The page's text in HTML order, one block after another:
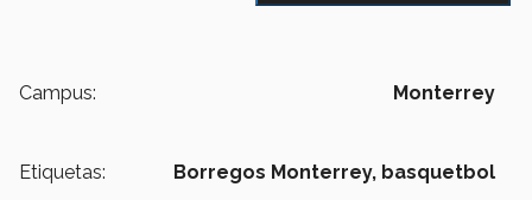
Campus: Monterrey
Etiquetas: Borregos Monterrey, basquetbol